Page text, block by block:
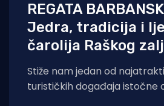
REGATA
Jedra, tradicija i
čarolija Raškog
Stiže nam jedan od
turističkih događaja istočne